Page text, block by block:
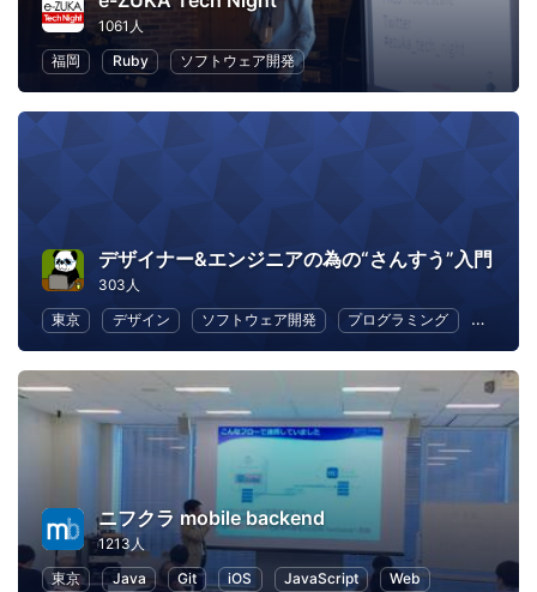
1061人
福岡
Ruby ソフトウェア開発
デザイナー&エンジニアの為の“さんすう”入門
303人
東京
デザイン ソフトウェア開発 プログラミング 初心者
ニフクラ mobile backend
1213人
東京
Java Git iOS JavaScript Web